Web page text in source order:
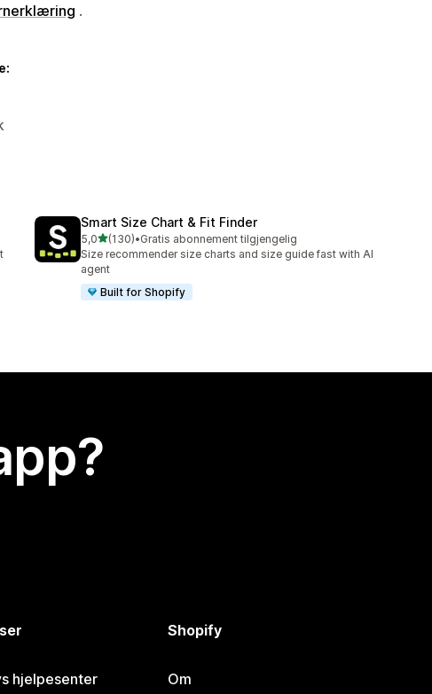
.
Smart Size Chart & Fit Finder
5,0av 5 stjerner
(130)
Totalt 130 omtaler
•Gratis abonnement tilgjengelig
Size recommender size charts and size guide fast with AI
agent
Built for Shopify
hjelpesenter
Shopify
Om